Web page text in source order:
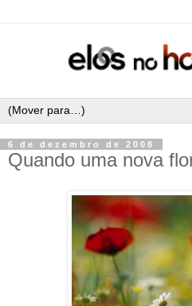
6 de dezembro de 2008
Quando uma nova